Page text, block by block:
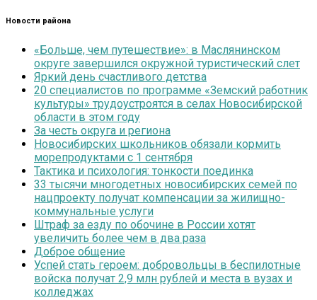
Новости района
«Больше, чем путешествие»: в Маслянинском
округе завершился окружной туристический слет
Яркий день счастливого детства
20 специалистов по программе «Земский работник
культуры» трудоустроятся в селах Новосибирской
области в этом году
За честь округа и региона
Новосибирских школьников обязали кормить
морепродуктами с 1 сентября
Тактика и психология: тонкости поединка
33 тысячи многодетных новосибирских семей по
нацпроекту получат компенсации за жилищно-
коммунальные услуги
Штраф за езду по обочине в России хотят
увеличить более чем в два раза
Доброе общение
Успей стать героем: добровольцы в беспилотные
войска получат 2,9 млн рублей и места в вузах и
колледжах